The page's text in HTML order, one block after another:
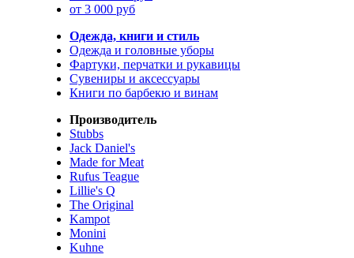
от 3 000 руб
Одежда, книги и стиль
Одежда и головные уборы
Фартуки, перчатки и рукавицы
Сувениры и аксессуары
Книги по барбекю и винам
Производитель
Stubbs
Jack Daniel's
Made for Meat
Rufus Teague
Lillie's Q
The Original
Kampot
Monini
Kuhne